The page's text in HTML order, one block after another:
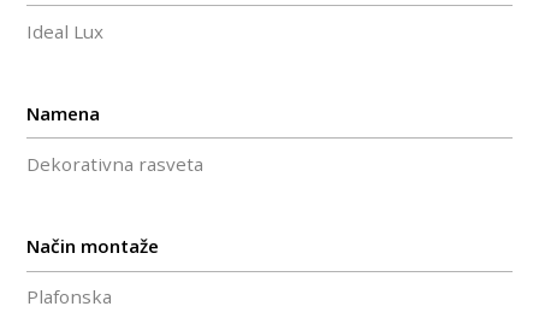
Ideal Lux
Namena
Dekorativna rasveta
Način montaže
Plafonska